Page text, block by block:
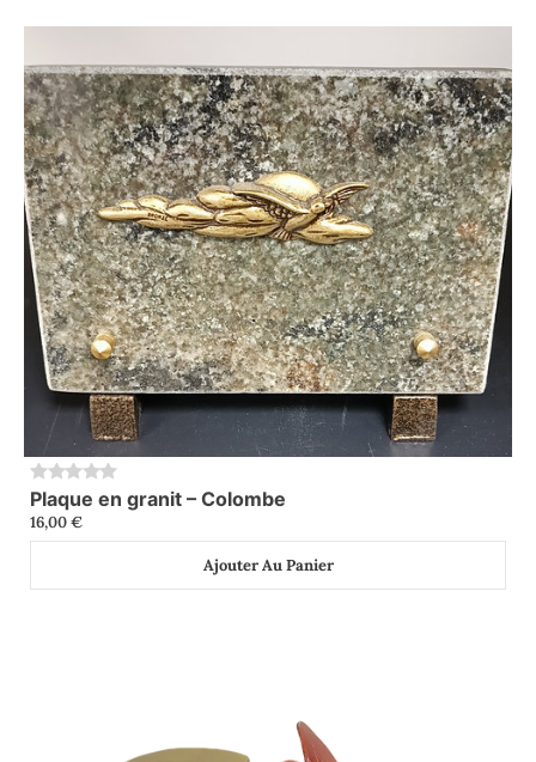
0
Plaque en granit – Colombe
16,00€
Ajouter Au Panier